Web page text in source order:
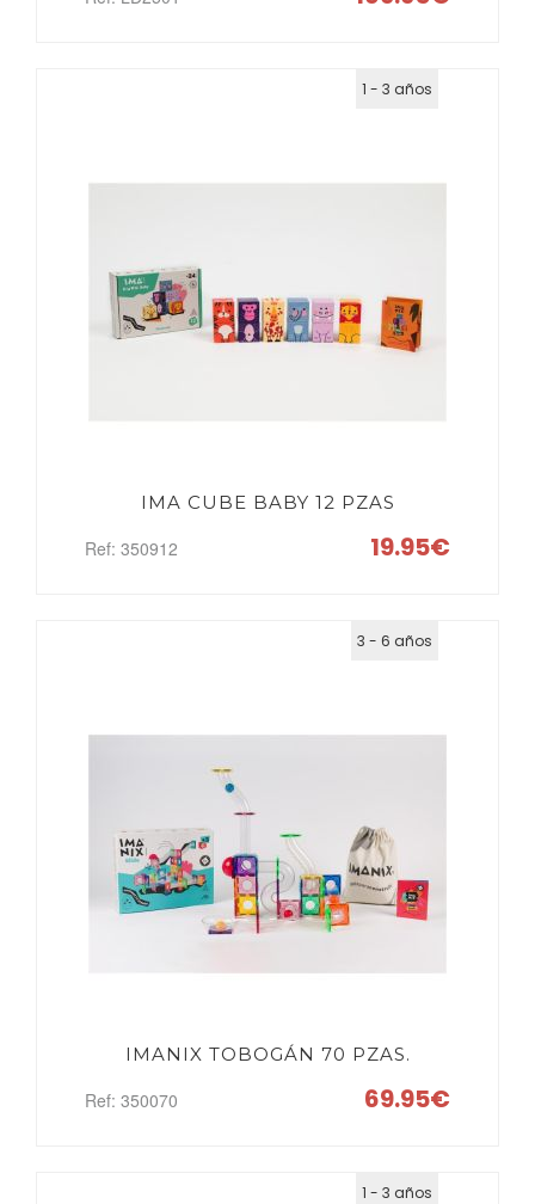
1 - 3 años
IMA CUBE BABY 12 PZAS
Ref: 350912 19.95€
3 - 6 años
IMANIX TOBOGÁN 70 PZAS.
Ref: 350070 69.95€
1 - 3 años